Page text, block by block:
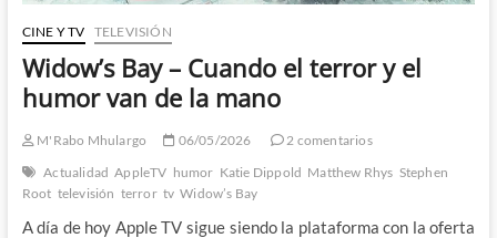
CINE Y TV TELEVISIÓN
Widow’s Bay – Cuando el terror y el
humor van de la mano
M'Rabo Mhulargo 06/05/2026
2 comentarios
Actualidad AppleTV humor Katie Dippold Matthew Rhys Stephen
Root televisión terror tv Widow’s Bay
A día de hoy Apple TV sigue siendo la plataforma con la oferta